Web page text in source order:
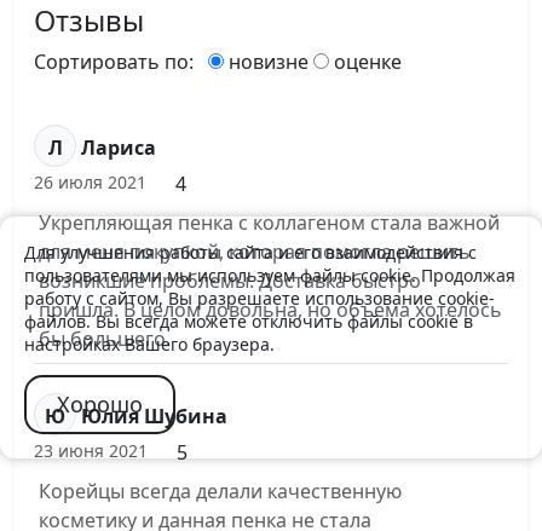
Отзывы
Сортировать по: новизне оценке
Л Лариса
26 июля 2021
4
Укрепляющая пенка с коллагеном стала важной
для меня покупкой, которая помогла решить
возникшие проблемы. Доставка быстро
пришла. В целом довольна, но объема хотелось
бы большего.
Ю Юлия Шубина
23 июня 2021
5
Корейцы всегда делали качественную
косметику и данная пенка не стала
Для улучшения работы сайта и его взаимодействия с
пользователями мы используем файлы cookie. Продолжая
работу с сайтом, Вы разрешаете использование cookie-
файлов. Вы всегда можете отключить файлы cookie в
настройках Вашего браузера.
Хорошо